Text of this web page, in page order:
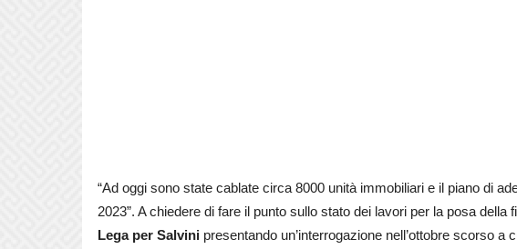
“Ad oggi sono state cablate circa 8000 unità immobiliari e il piano di
2023”. A chiedere di fare il punto sullo stato dei lavori per la posa
Lega per Salvini presentando un’interrogazione nell’ottobre scorso